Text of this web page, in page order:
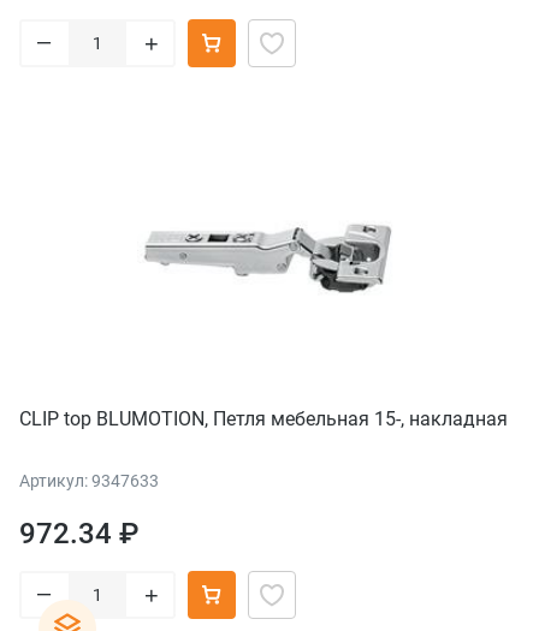
– +
CLIP top BLUMOTION, Петля мебельная 15-, накладная
Артикул: 9347633
972.34 ₽
– +